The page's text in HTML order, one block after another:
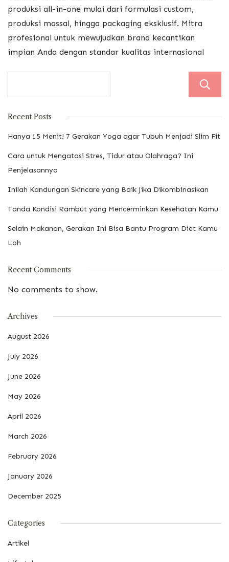
produksi all-in-one mulai dari formulasi custom,
produksi massal, hingga packaging eksklusif. Mitra
profesional untuk mewujudkan brand kecantikan
impian Anda dengan standar kualitas internasional
Recent Posts
Hanya 15 Menit! 7 Gerakan Yoga agar Tubuh Menjadi Slim Fit
Cara untuk Mengatasi Stres, Tidur atau Olahraga? Ini
Penjelasannya
Inilah Kandungan Skincare yang Baik Jika Dikombinasikan
Tanda Kondisi Rambut yang Mencerminkan Kesehatan Kamu
Selain Makanan, Gerakan Ini Bisa Bantu Program Diet Kamu
Loh
Recent Comments
No comments to show.
Archives
August 2026
July 2026
June 2026
May 2026
April 2026
March 2026
February 2026
January 2026
December 2025
Categories
Artikel